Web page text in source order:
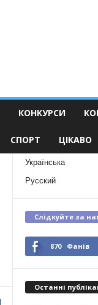
КОНКУРСИ
СПОРТ ЦІКАВО
Українська
Русский
Слідкуйте за
870 Фанів
Останні